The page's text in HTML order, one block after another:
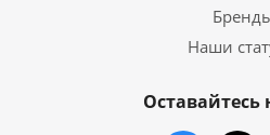
Наши
Оставайтесь